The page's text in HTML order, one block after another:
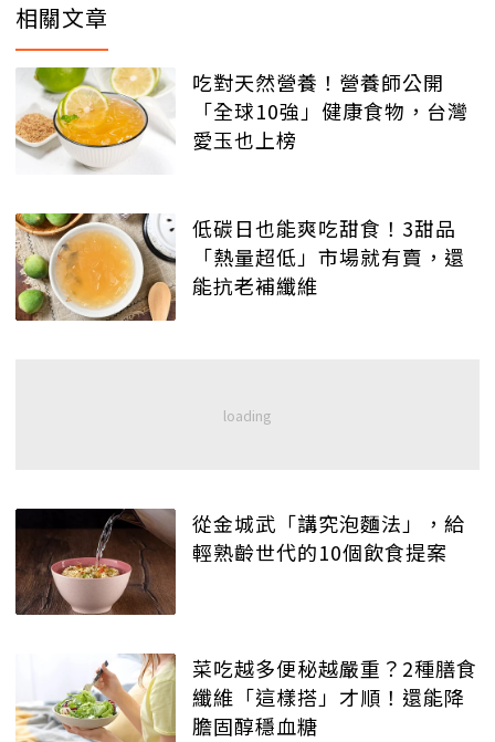
相關文章
吃對天然營養！營養師公開
「全球10強」健康食物，台灣
愛玉也上榜
低碳日也能爽吃甜食！3甜品
「熱量超低」市場就有賣，還
能抗老補纖維
從金城武「講究泡麵法」，給
輕熟齡世代的10個飲食提案
菜吃越多便秘越嚴重？2種膳食
纖維「這樣搭」才順！還能降
膽固醇穩血糖